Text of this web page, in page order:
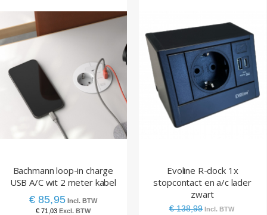
Evoline R-dock 1x
stopcontact en a/c lader
zwart
€ 138,99
CARESSI 2ST20 2-voudig
met randaarde koper
€ 68,99
€ 57,02